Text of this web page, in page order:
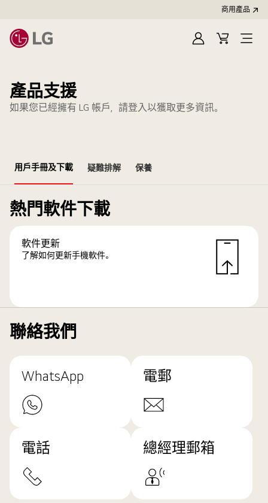
商用產品
登
購
產品支援
如果您已經擁有 LG 帳戶，請登入以獲取更多資訊。
用戶手冊及下載 疑難排解 保養
熱門軟件下載
軟件更新
了解如何更新手機軟件。
聯絡我們
WhatsApp 電郵
電話 總經理郵箱